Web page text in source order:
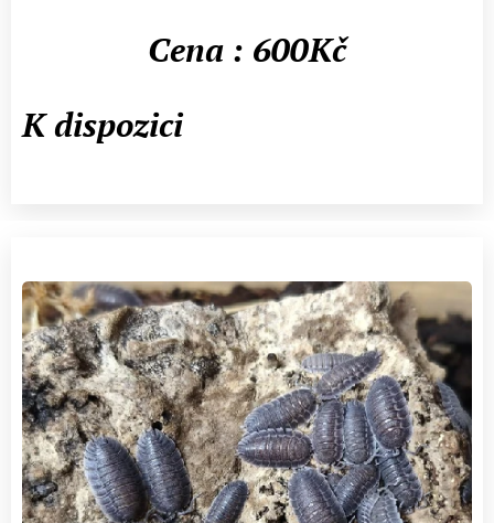
Cena : 600Kč
K dispozici